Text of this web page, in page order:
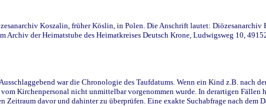
Koszalin, früher Köslin, in Polen. Die Anschrift lautet:
Archiv der Heimatstube des Heimatkreises Deutsch Krone, Ludwigsweg 10,
war die Chronologie des Taufdatums. Wenn ein Kind z.B. nach
Kirchenpersonal nicht unmittelbar vorgenommen wurde. In derartigen
davor und dahinter zu überprüfen. Eine exakte Suchabfrage nach dem